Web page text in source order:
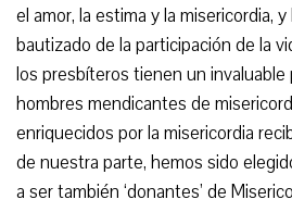
el amor, la estima y la misericordia,
bautizado de la participación de la
los presbíteros tienen un invaluable
hombres mendicantes de
enriquecidos por la misericordia
de nuestra parte, hemos sido
a ser también ‘donantes’ de